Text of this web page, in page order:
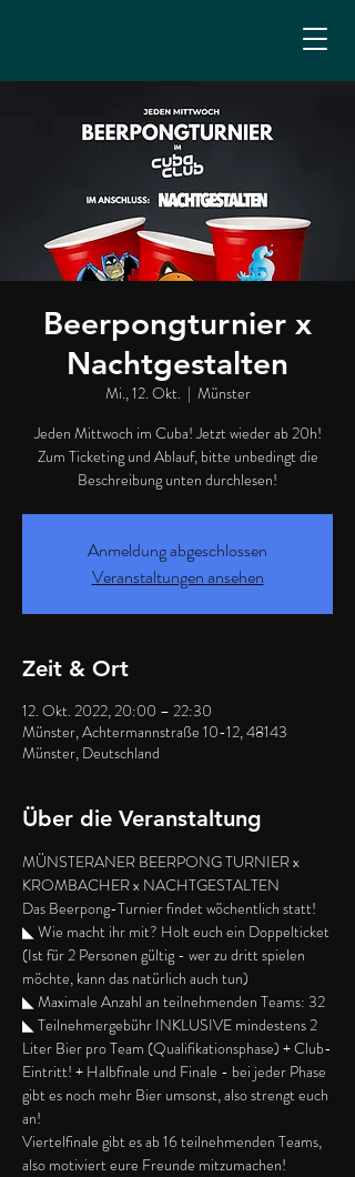
Beerpongturnier x
Nachtgestalten
Mi., 12. Okt.
  |
Münster
Jeden Mittwoch im Cuba! Jetzt wieder ab 20h!
Zum Ticketing und Ablauf, bitte unbedingt die
Beschreibung unten durchlesen!
Anmeldung abgeschlossen
Veranstaltungen ansehen
Zeit & Ort
12. Okt. 2022, 20:00 – 22:30
Münster, Achtermannstraße 10-12, 48143
Münster, Deutschland
Über die Veranstaltung
MÜNSTERANER BEERPONG TURNIER x
KROMBACHER x NACHTGESTALTEN
Das Beerpong-Turnier findet wöchentlich statt!
◣ Wie macht ihr mit? Holt euch ein Doppelticket
(Ist für 2 Personen gültig - wer zu dritt spielen
möchte, kann das natürlich auch tun)
◣ Maximale Anzahl an teilnehmenden Teams: 32
◣ Teilnehmergebühr INKLUSIVE mindestens 2
Liter Bier pro Team (Qualifikationsphase) + Club-
Eintritt! + Halbfinale und Finale - bei jeder Phase
gibt es noch mehr Bier umsonst, also strengt euch
an!
Viertelfinale gibt es ab 16 teilnehmenden Teams,
also motiviert eure Freunde mitzumachen!